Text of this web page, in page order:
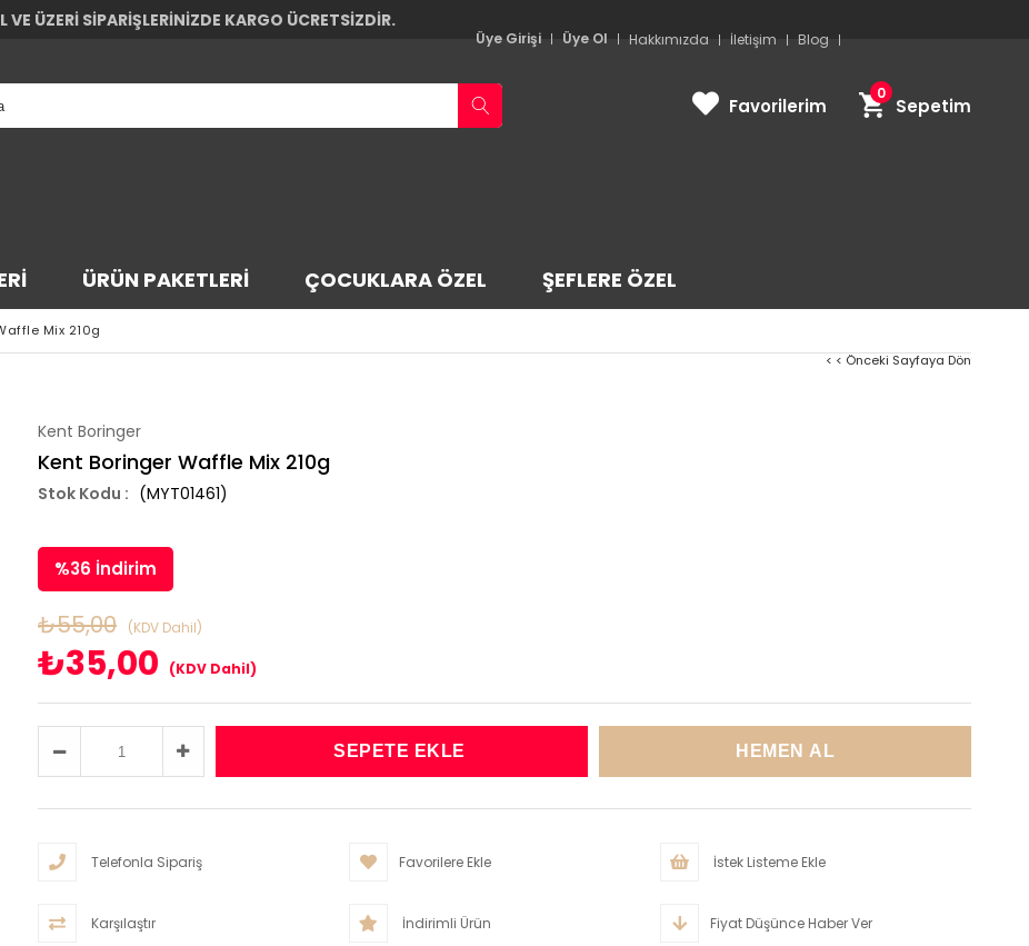
VE ÜZERİ SİPARİŞLERİNİZDE KARGO ÜCRETSİZDİR.
Hakkımızda İletişim Blog
Üye Girişi Üye Ol
Sepetim
0
ÜRÜN PAKETLERI ÇOCUKLARA ÖZEL ŞEFLERE ÖZEL
Favorilerim
Mix 210g
< < Önceki Sayfaya Dön
Kent Boringer
Kent Boringer Waffle Mix 210g
(MYT01461)
%36 İndirim
₺55,00 (KDV Dahil)
₺35,00 (KDV Dahil)
Telefonla Sipariş Favorilere Ekle İstek Listeme Ekle
Karşılaştır İndirimli Ürün Fiyat Düşünce Haber Ver